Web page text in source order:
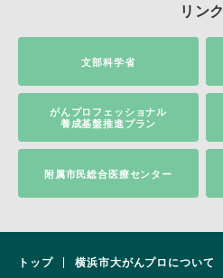
リンク
文部科学省
がんプロフェッショナル
養成基盤推進プラン
附属市民総合医療センター
トップ 横浜市大がんプロについて